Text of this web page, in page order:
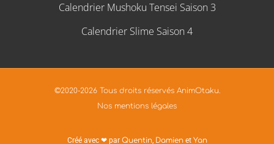
Calendrier Mushoku Tensei Saison 3
Calendrier Slime Saison 4
©2020-2026 Tous droits réservés AnimOtaku.
Nos mentions légales
Créé avec ❤ par Quentin, Damienet Yan